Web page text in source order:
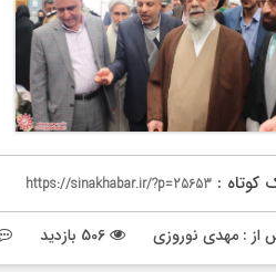
کوتاه : https://sinakhabar.ir/?p=25653
از : مهدی نوروزی